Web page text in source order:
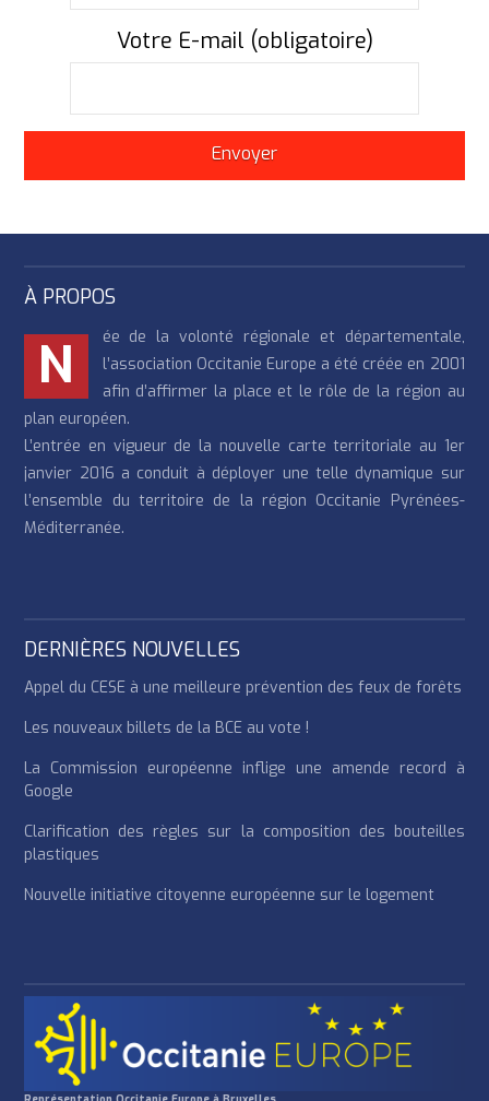
Votre E-mail (obligatoire)
À PROPOS
N
ée de la volonté régionale et départementale,
l’association Occitanie Europe a été créée en 2001
afin d’affirmer la place et le rôle de la région au
plan européen.
L’entrée en vigueur de la nouvelle carte territoriale au 1er
janvier 2016 a conduit à déployer une telle dynamique sur
l’ensemble du territoire de la région Occitanie Pyrénées-
Méditerranée.
DERNIÈRES NOUVELLES
Appel du CESE à une meilleure prévention des feux de forêts
Les nouveaux billets de la BCE au vote !
La Commission européenne inflige une amende record à
Google
Clarification des règles sur la composition des bouteilles
plastiques
Nouvelle initiative citoyenne européenne sur le logement